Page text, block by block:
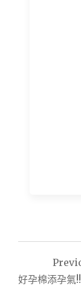
章
好孕棉添孕氣